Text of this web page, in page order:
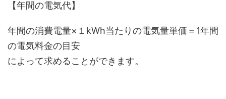
【年間の電気代】
年間の消費電量×１kWh当たりの電気量単価＝1年間
の電気料金の目安
によって求めることができます。